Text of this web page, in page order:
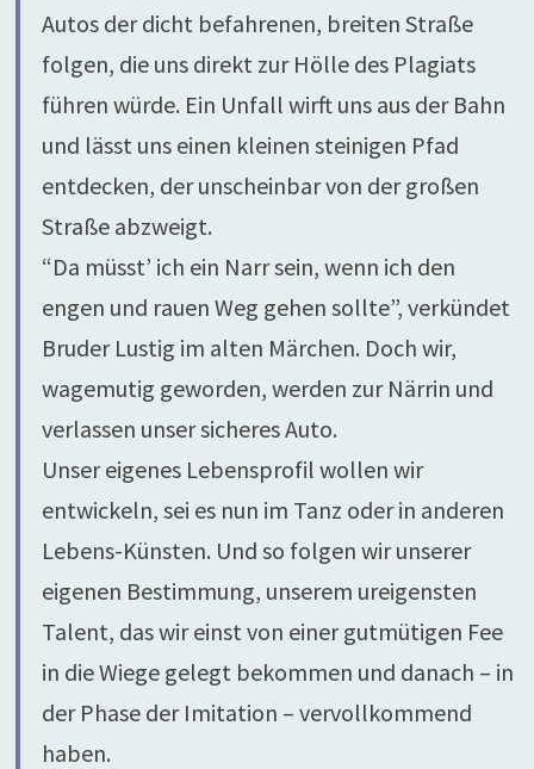
Autos der dicht befahrenen, breiten Straße
folgen, die uns direkt zur Hölle des Plagiats
führen würde. Ein Unfall wirft uns aus der Bahn
und lässt uns einen kleinen steinigen Pfad
entdecken, der unscheinbar von der großen
Straße abzweigt.
“Da müsst’ ich ein Narr sein, wenn ich den
engen und rauen Weg gehen sollte”, verkündet
Bruder Lustig im alten Märchen. Doch wir,
wagemutig geworden, werden zur Närrin und
verlassen unser sicheres Auto.
Unser eigenes Lebensprofil wollen wir
entwickeln, sei es nun im Tanz oder in anderen
Lebens-Künsten. Und so folgen wir unserer
eigenen Bestimmung, unserem ureigensten
Talent, das wir einst von einer gutmütigen Fee
in die Wiege gelegt bekommen und danach – in
der Phase der Imitation – vervollkommend
haben.